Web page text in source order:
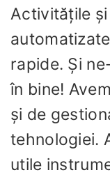
Activitățile
rapide. Și
în bine!
și de
tehnologiei.
utile